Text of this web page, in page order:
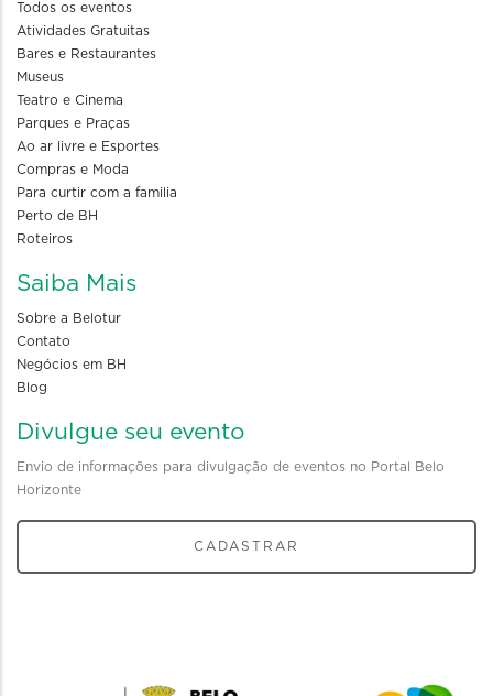
Todos os eventos
Atividades Gratuitas
Bares e Restaurantes
Museus
Teatro e Cinema
Parques e Praças
Ao ar livre e Esportes
Compras e Moda
Para curtir com a familia
Perto de BH
Roteiros
Saiba Mais
Sobre a Belotur
Contato
Negócios em BH
Blog
Divulgue seu evento
Envio de informações para divulgação de eventos no Portal Belo
Horizonte
CADASTRAR